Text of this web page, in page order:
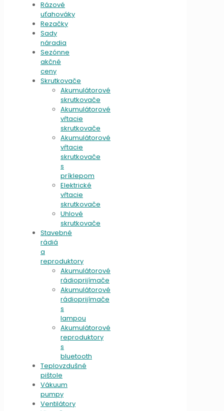
Rázové
uťahováky
Rezačky
Sady
náradia
Sezónne
akčné
ceny
Skrutkovače
Akumulátorové
skrutkovače
Akumulátorové
vŕtacie
skrutkovače
Akumulátorové
vŕtacie
skrutkovače
s
príklepom
Elektrické
vŕtacie
skrutkovače
Uhlové
skrutkovače
Stavebné
rádiá
a
reproduktory
Akumulátorové
rádioprijímače
Akumulátorové
rádioprijímače
s
lampou
Akumulátorové
reproduktory
s
bluetooth
Teplovzdušné
pištole
Vákuum
pumpy
Ventilátory